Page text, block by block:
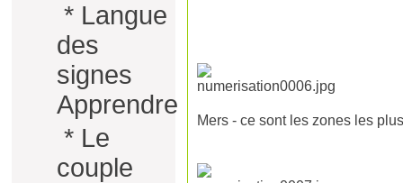
* Langue
des
signes
Apprendre
* Le
couple
Mers - ce sont les zones les